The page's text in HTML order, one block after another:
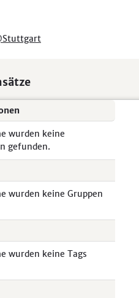
wurden keine
gefunden.
wurden keine Gruppen
wurden keine Tags